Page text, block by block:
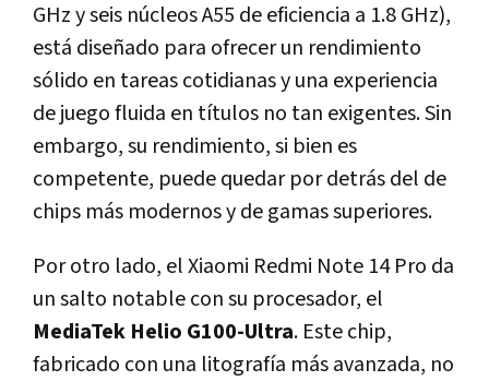
GHz y seis núcleos A55 de eficiencia a 1.8 GHz),
está diseñado para ofrecer un rendimiento
sólido en tareas cotidianas y una experiencia
de juego fluida en títulos no tan exigentes. Sin
embargo, su rendimiento, si bien es
competente, puede quedar por detrás del de
chips más modernos y de gamas superiores.
Por otro lado, el Xiaomi Redmi Note 14 Pro da
un salto notable con su procesador, el
MediaTek Helio G100-Ultra. Este chip,
fabricado con una litografía más avanzada, no